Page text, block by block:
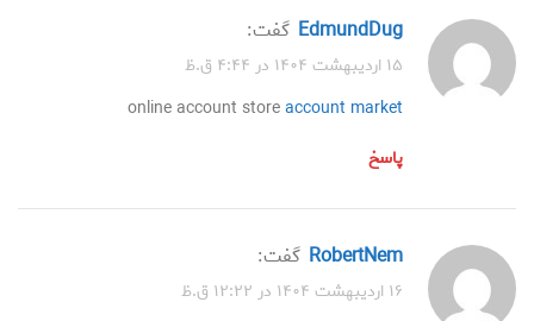
EdmundDug گفت:
۱۵ اردیبهشت ۱۴۰۴ در ۴:۴۴ ق.ظ
online account storeaccount market
پاسخ
RobertNem گفت:
۱۶ اردیبهشت ۱۴۰۴ در ۱۲:۲۲ ق.ظ